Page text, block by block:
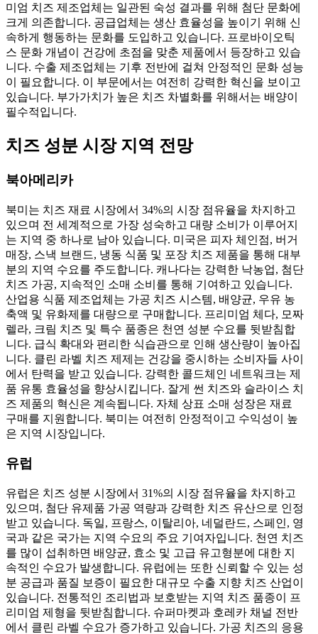
미엄 치즈 제조업체는 일관된 숙성 결과를 위해 첨단 문화에
크게 의존합니다. 공급업체는 생산 효율성을 높이기 위해 신
속하게 행동하는 문화를 도입하고 있습니다. 프로바이오틱
스 문화 개념이 건강에 초점을 맞춘 제품에서 등장하고 있습
니다. 수출 제조업체는 기후 전반에 걸쳐 안정적인 문화 성능
이 필요합니다. 이 부문에서는 여전히 강력한 혁신을 보이고
있습니다. 부가가치가 높은 치즈 차별화를 위해서는 배양이
필수적입니다.
치즈 성분 시장 지역 전망
북아메리카
북미는 치즈 재료 시장에서 34%의 시장 점유율을 차지하고
있으며 전 세계적으로 가장 성숙하고 대량 소비가 이루어지
는 지역 중 하나로 남아 있습니다. 미국은 피자 체인점, 버거
매장, 스낵 브랜드, 냉동 식품 및 포장 치즈 제품을 통해 대부
분의 지역 수요를 주도합니다. 캐나다는 강력한 낙농업, 첨단
치즈 가공, 지속적인 소매 소비를 통해 기여하고 있습니다.
산업용 식품 제조업체는 가공 치즈 시스템, 배양균, 우유 농
축액 및 유화제를 대량으로 구매합니다. 프리미엄 체다, 모짜
렐라, 크림 치즈 및 특수 품종은 천연 성분 수요를 뒷받침합
니다. 급식 확대와 편리한 식습관으로 인해 생산량이 높아집
니다. 클린 라벨 치즈 제제는 건강을 중시하는 소비자들 사이
에서 탄력을 받고 있습니다. 강력한 콜드체인 네트워크는 제
품 유통 효율성을 향상시킵니다. 잘게 썬 치즈와 슬라이스 치
즈 제품의 혁신은 계속됩니다. 자체 상표 소매 성장은 재료
구매를 지원합니다. 북미는 여전히 안정적이고 수익성이 높
은 지역 시장입니다.
유럽
유럽은 치즈 성분 시장에서 31%의 시장 점유율을 차지하고
있으며, 첨단 유제품 가공 역량과 강력한 치즈 유산으로 인정
받고 있습니다. 독일, 프랑스, ​​이탈리아, 네덜란드, 스페인, 영
국과 같은 국가는 지역 수요의 주요 기여자입니다. 천연 치즈
를 많이 섭취하면 배양균, 효소 및 고급 유고형분에 대한 지
속적인 수요가 발생합니다. 유럽에는 또한 신뢰할 수 있는 성
분 공급과 품질 보증이 필요한 대규모 수출 지향 치즈 산업이
있습니다. 전통적인 조리법과 보호받는 지역 치즈 품종이 프
리미엄 제형을 뒷받침합니다. 슈퍼마켓과 호레카 채널 전반
에서 클린 라벨 수요가 증가하고 있습니다. 가공 치즈의 응용